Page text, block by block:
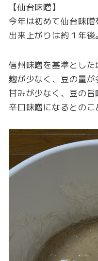
【仙台味噌】
今年は初めて仙台味噌
出来上がりは約１年後。
信州味噌を基準とした
麹が少なく、豆の量が
甘みが少なく、豆の旨
辛口味噌になるとのこ